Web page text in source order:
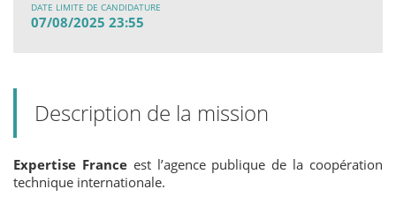
DATE LIMITE DE CANDIDATURE
07/08/2025 23:55
Description de la mission
Expertise Franceest l’agence publique de la coopération
technique internationale.